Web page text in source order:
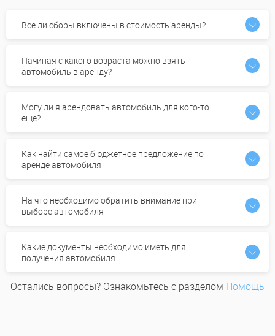
Все ли сборы включены в стоимость аренды?
Начиная с какого возраста можно взять
автомобиль в аренду?
Могу ли я арендовать автомобиль для кого-то
еще?
Как найти самое бюджетное предложение по
аренде автомобиля
На что необходимо обратить внимание при
выборе автомобиля
Какие документы необходимо иметь для
получения автомобиля
Остались вопросы? Ознакомьтесь с разделом Помощь